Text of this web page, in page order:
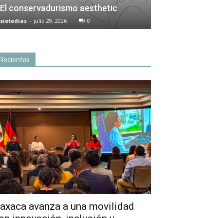
El conservadurismo aesthetic
sietedias - julio 29, 2026 0
avanza a una movilidad